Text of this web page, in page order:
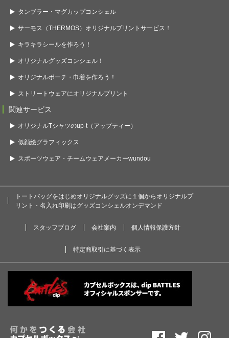
タンブラー・マグカップコンシェル
サーモス（THERMOS）オリジナルプリントサービス！
キラキラシールを作ろう！
オリジナルグッズコンシェル！
オリジナルポーチ・巾着を作ろう！
ストリートウェアにオリジナルプリント
関連サービス
オリジナルTシャツのup-t（アップティー）
似顔絵グラフィックス
スポーツウェア・チームウェアメーカーwundou
トートバッグをはじめオリジナルグッズに１個からオリジナルプ
リント・名入れ印刷はグッズコンシェルオンデマンド
スタッフブログ 会社案内 個人情報保護方針
特定商取引に基づく表示